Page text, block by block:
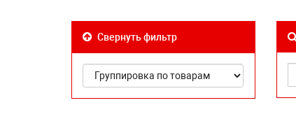
Свернуть фильтр